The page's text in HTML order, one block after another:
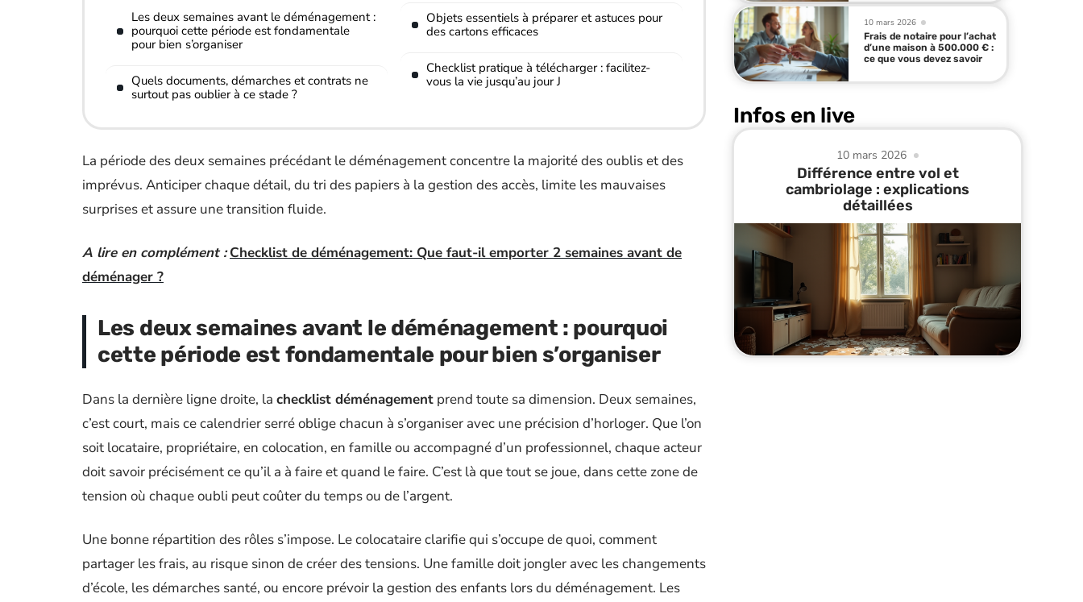
Les deux semaines avant le déménagement :
pourquoi cette période est fondamentale
pour bien s’organiser
Quels documents, démarches et contrats ne
surtout pas oublier à ce stade ?
Objets essentiels à préparer et astuces pour
des cartons efficaces
Checklist pratique à télécharger : facilitez-
vous la vie jusqu’au jour J
La période des deux semaines précédant le déménagement concentre la majorité des oublis et des
imprévus. Anticiper chaque détail, du tri des papiers à la gestion des accès, limite les mauvaises
surprises et assure une transition fluide.
A lire en complément : Checklist de déménagement: Que faut-il emporter 2 semaines avant de
déménager ?
Les deux semaines avant le déménagement : pourquoi
cette période est fondamentale pour bien s’organiser
Dans la dernière ligne droite, la checklist déménagement prend toute sa dimension. Deux semaines,
c’est court, mais ce calendrier serré oblige chacun à s’organiser avec une précision d’horloger. Que l’on
soit locataire, propriétaire, en colocation, en famille ou accompagné d’un professionnel, chaque acteur
doit savoir précisément ce qu’il a à faire et quand le faire. C’est là que tout se joue, dans cette zone de
tension où chaque oubli peut coûter du temps ou de l’argent.
Une bonne répartition des rôles s’impose. Le colocataire clarifie qui s’occupe de quoi, comment
partager les frais, au risque sinon de créer des tensions. Une famille doit jongler avec les changements
d’école, les démarches santé, ou encore prévoir la gestion des enfants lors du déménagement. Les
10 mars 2026
Frais de notaire pour l’achat
d’une maison à 500.000 € :
ce que vous devez savoir
Infos en live
10 mars 2026
Différence entre vol et
cambriolage : explications
détaillées